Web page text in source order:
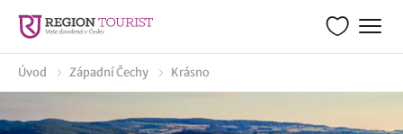
Úvod Západní Čechy Krásno